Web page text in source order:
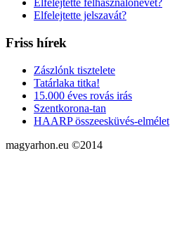
Elfelejtette felhasználónevét?
Elfelejtette jelszavát?
Friss hírek
Zászlónk tisztelete
Tatárlaka titka!
15.000 éves rovás irás
Szentkorona-tan
HAARP összeesküvés-elmélet
magyarhon.eu ©2014